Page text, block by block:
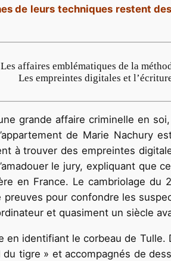
de leurs techniques restent
Les affaires emblématiques de la
Les empreintes digitales et
grande affaire criminelle en
de Marie Nachury
à trouver des empreintes
le jury, expliquant que
en France. Le cambriolage du
pour confondre les
et quasiment un siècle
en identifiant le corbeau de
tigre » et accompagnés de